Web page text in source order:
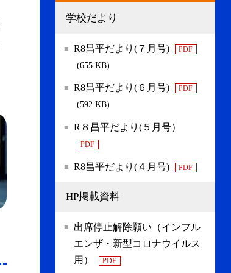
学校だより
R8昌平だより(７月号) PDF
(655 KB)
R8昌平だより(６月号) PDF
(592 KB)
R８昌平だより(５月号）
PDF
R8昌平だより(４月号) PDF
HP掲載資料
出席停止解除願い（インフル
エンザ・新型コロナウイルス
用）
PDF